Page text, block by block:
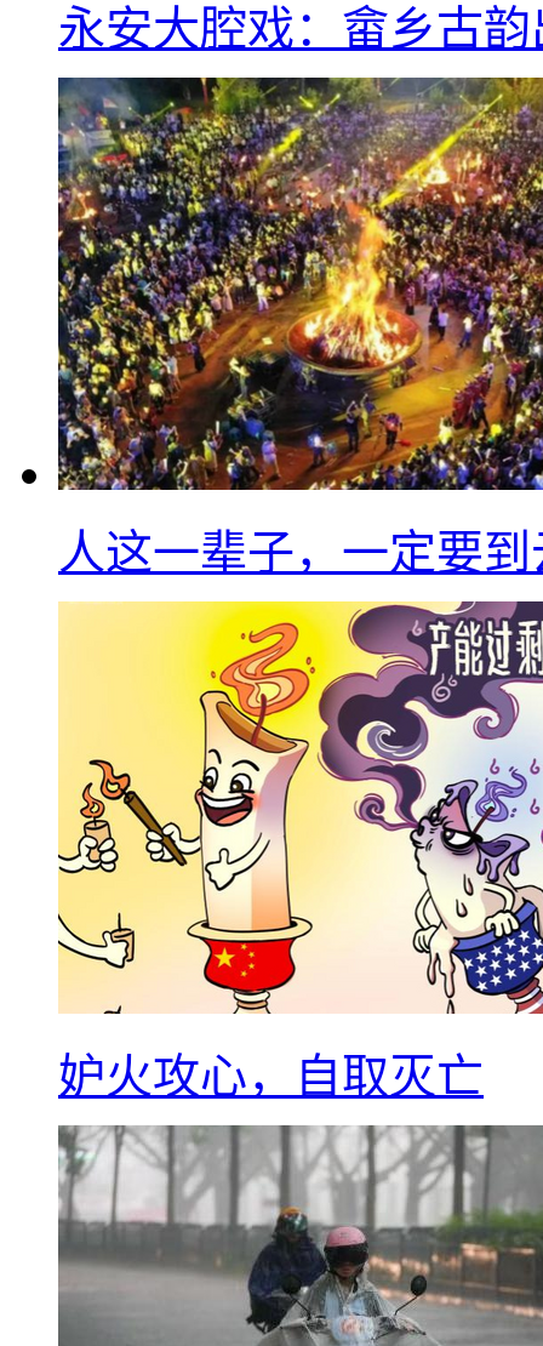
永安大腔戏：畲乡古
人这一辈子，一定要
妒火攻心，自取灭亡